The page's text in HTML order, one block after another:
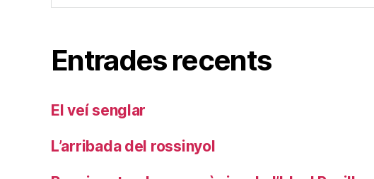
Entrades recents
El veí senglar
L’arribada del rossinyol